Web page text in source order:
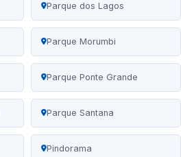
Parque dos Lagos
Parque Morumbi
Parque Ponte Grande
Parque Santana
Pindorama